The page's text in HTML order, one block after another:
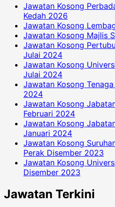
Jawatan Kosong
Kedah 2026
Jawatan Kosong
Jawatan Kosong Majlis
Jawatan Kosong
Julai 2024
Jawatan Kosong
Julai 2024
Jawatan Kosong
2024
Jawatan Kosong
Februari 2024
Jawatan Kosong
Januari 2024
Jawatan Kosong
Perak Disember 2023
Jawatan Kosong
Disember 2023
Jawatan Terkini